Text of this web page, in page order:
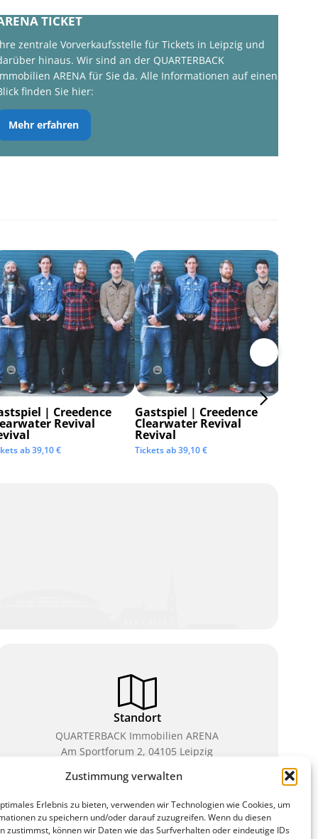
Zustimmung verwalten
Erlebnis zu bieten, verwenden wir Technologien wie Cookies, um
zu speichern und/oder darauf zuzugreifen. Wenn du diesen
zustimmst, können wir Daten wie das Surfverhalten oder eindeutige IDs
TICKET
zentrale Vorverkaufsstelle für Tickets in Leipzig und
hinaus. Wir sind an der QUARTERBACK
ARENA für Sie da. Alle Informationen auf einen
finden Sie hier:
Mehr erfahren
| Creedence
Revival
ab39,10€
Gastspiel | Creedence
Clearwater Revival
Revival
Tickets ab39,10€
Standort
QUARTERBACK Immobilien ARENA
Am Sportforum 2, 04105 Leipzig
Sie erreichen uns mit dem Öffentlichen Nahverkehr:
Waldplatz/Arena. Kostenfreies Parken ist während
des Ticketkaufs möglich.